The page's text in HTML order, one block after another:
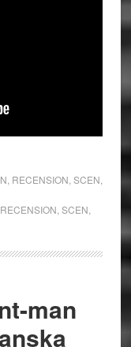
RECENSION SCEN
RECENSION SCEN
man